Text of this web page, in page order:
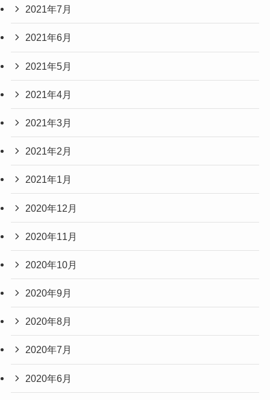
2021年7月
2021年6月
2021年5月
2021年4月
2021年3月
2021年2月
2021年1月
2020年12月
2020年11月
2020年10月
2020年9月
2020年8月
2020年7月
2020年6月